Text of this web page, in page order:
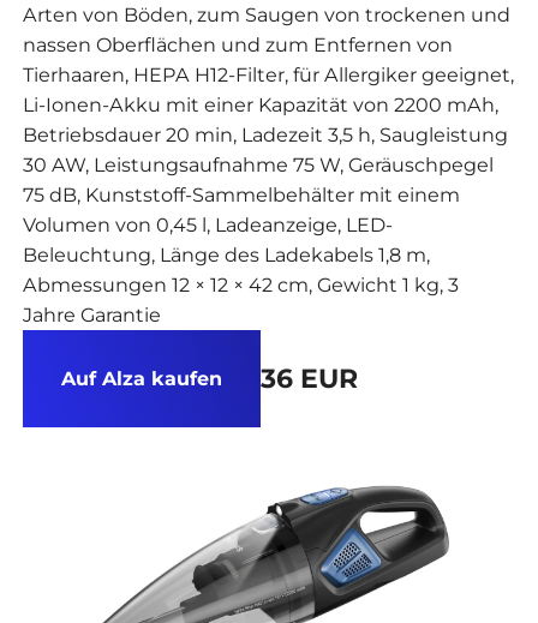
Arten von Böden, zum Saugen von trockenen und
nassen Oberflächen und zum Entfernen von
Tierhaaren, HEPA H12-Filter, für Allergiker geeignet,
Li-Ionen-Akku mit einer Kapazität von 2200 mAh,
Betriebsdauer 20 min, Ladezeit 3,5 h, Saugleistung
30 AW, Leistungsaufnahme 75 W, Geräuschpegel
75 dB, Kunststoff-Sammelbehälter mit einem
Volumen von 0,45 l, Ladeanzeige, LED-
Beleuchtung, Länge des Ladekabels 1,8 m,
Abmessungen 12 × 12 × 42 cm, Gewicht 1 kg, 3
Jahre Garantie
Auf Alza kaufen 36 EUR